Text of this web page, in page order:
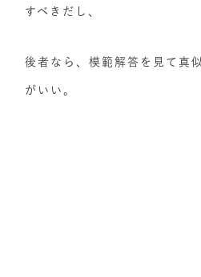
すべきだし、
後者なら、模範解答を見て真
がいい。